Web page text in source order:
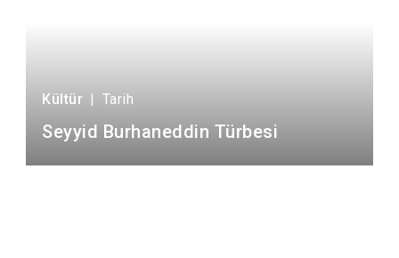
Kültür | Tarih
Seyyid Burhaneddin Türbesi